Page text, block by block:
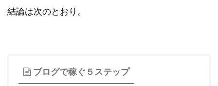
結論は次のとおり。
ブログで稼ぐ５ステップ